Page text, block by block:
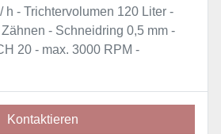
h - Trichtervolumen 120 Liter -
- Schneidring 0,5 mm -
20 - max. 3000 RPM -
Kontaktieren